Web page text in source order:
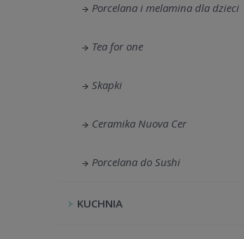
Porcelana i melamina dla dzieci
Tea for one
Skapki
Ceramika Nuova Cer
Porcelana do Sushi
KUCHNIA